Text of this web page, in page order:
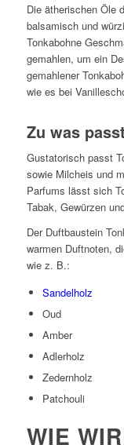
Die ätherischen Öle
balsamisch und
Tonkabohne
gemahlen, um ein
gemahlener
wie es bei
Zu was
Gustatorisch passt
sowie Milcheis und
Parfums lässt sich
Tabak, Gewürzen
Der Duftbaustein
warmen Duftnoten,
wie z. B.:
Sandelholz
Oud
Amber
Adlerholz
Zedernholz
Patchouli
WIE